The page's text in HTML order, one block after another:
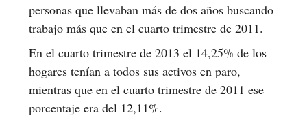
personas que llevaban más de dos años buscando
trabajo más que en el cuarto trimestre de 2011.
En el cuarto trimestre de 2013 el 14,25% de los
hogares tenían a todos sus activos en paro,
mientras que en el cuarto trimestre de 2011 ese
porcentaje era del 12,11%.